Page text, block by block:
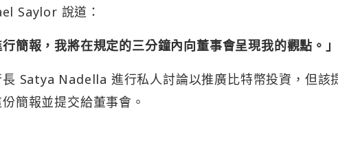
Saylor 說道：
行簡報，我將在規定的三分鐘內向董事會呈現我的觀點。」
Satya Nadella 進行私人討論以推廣比特幣投資，但該
簡報並提交給董事會。